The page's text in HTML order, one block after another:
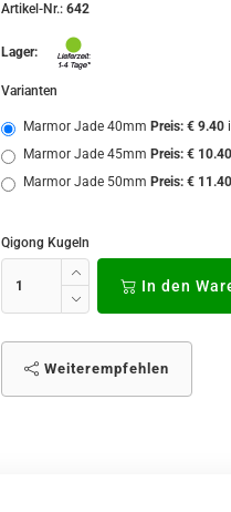
Artikel-Nr.: 642
Lager:
Varianten
Marmor Jade 40mm Preis: € 9.40
Marmor Jade 45mm Preis: € 10.40
Marmor Jade 50mm Preis: € 11.40
Qigong Kugeln
In den
Weiterempfehlen